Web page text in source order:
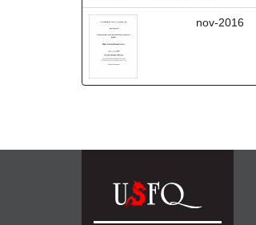
nov-2016